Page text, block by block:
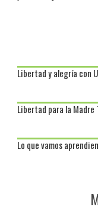
Libertad y alegría con
Libertad para la Madre
Lo que vamos